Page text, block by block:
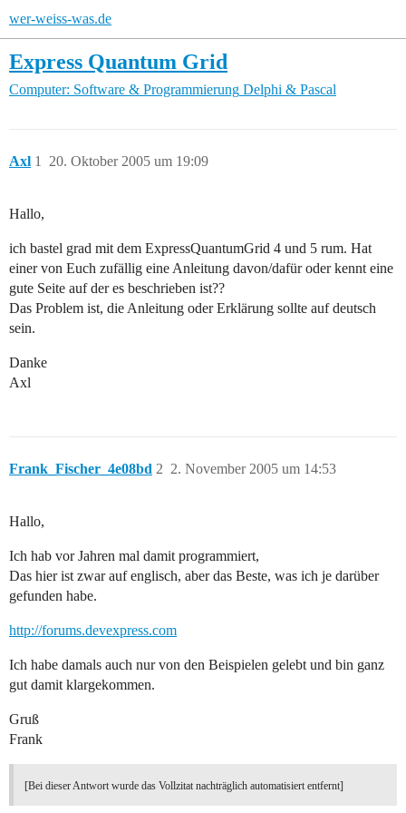
wer-weiss-was.de
Express Quantum Grid
Computer: Software & Programmierung Delphi & Pascal
Axl 20. Oktober 2005 um 19:09
1
Hallo,
ich bastel grad mit dem ExpressQuantumGrid 4 und 5 rum. Hat
einer von Euch zufällig eine Anleitung davon/dafür oder kennt eine
gute Seite auf der es beschrieben ist??
Das Problem ist, die Anleitung oder Erklärung sollte auf deutsch
sein.
Danke
Axl
Frank_Fischer_4e08bd 2. November 2005 um 14:53
2
Hallo,
Ich hab vor Jahren mal damit programmiert,
Das hier ist zwar auf englisch, aber das Beste, was ich je darüber
gefunden habe.
http://forums.devexpress.com
Ich habe damals auch nur von den Beispielen gelebt und bin ganz
gut damit klargekommen.
Gruß
Frank
[Bei dieser Antwort wurde das Vollzitat nachträglich automatisiert entfernt]